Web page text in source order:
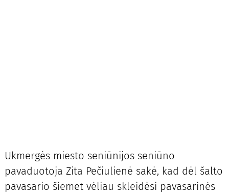
Ukmergės miesto seniūnijos seniūno
pavaduotoja Zita Pečiulienė sakė, kad dėl šalto
pavasario šiemet vėliau skleidėsi pavasarinės